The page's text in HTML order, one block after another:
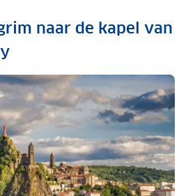
naar de kapel van